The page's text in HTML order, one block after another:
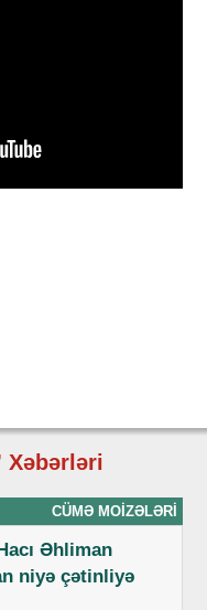
Xəbərləri
CÜMƏ MOIZƏLƏRI
Əhliman
niyə çətinliyə